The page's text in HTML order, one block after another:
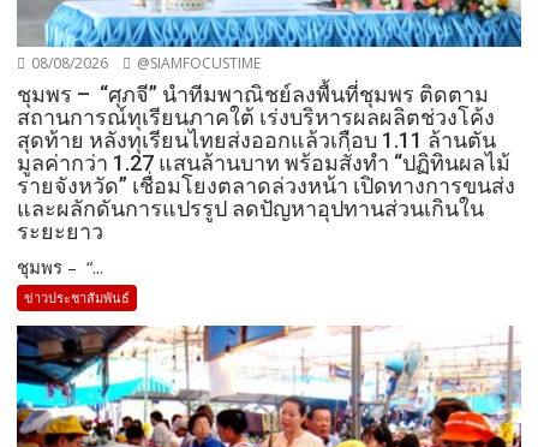
08/08/2026 @SIAMFOCUSTIME
ชุมพร – “ศุภจี” นำทีมพาณิชย์ลงพื้นที่ชุมพร ติดตาม
สถานการณ์ทุเรียนภาคใต้ เร่งบริหารผลผลิตช่วงโค้ง
สุดท้าย หลังทุเรียนไทยส่งออกแล้วเกือบ 1.11 ล้านตัน
มูลค่ากว่า 1.27 แสนล้านบาท พร้อมสั่งทำ “ปฏิทินผลไม้
รายจังหวัด” เชื่อมโยงตลาดล่วงหน้า เปิดทางการขนส่ง
และผลักดันการแปรรูป ลดปัญหาอุปทานส่วนเกินใน
ระยะยาว
ชุมพร – “...
ข่าวประชาสัมพันธ์